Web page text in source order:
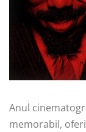
Anul
memorabil,